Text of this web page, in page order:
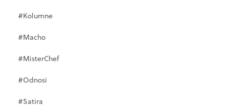
#Kolumne
#Macho
#MisterChef
#Odnosi
#Satira